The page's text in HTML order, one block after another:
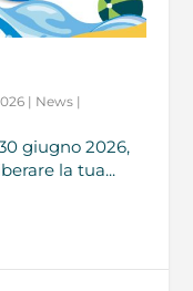
| News |
giugno 2026,
la tua...